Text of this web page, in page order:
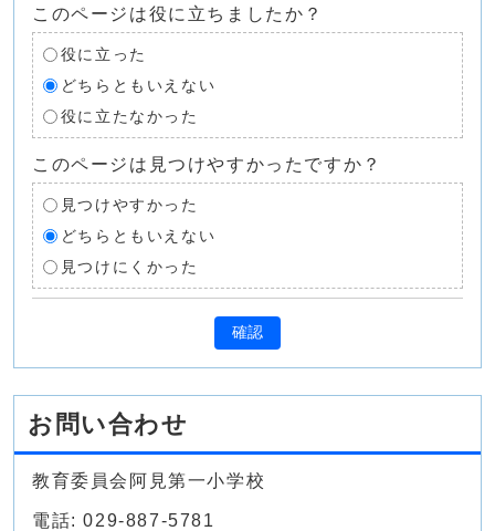
このページは役に立ちましたか？
役に立った
どちらともいえない
役に立たなかった
このページは見つけやすかったですか？
見つけやすかった
どちらともいえない
見つけにくかった
確認
お問い合わせ
教育委員会阿見第一小学校
電話: 029-887-5781